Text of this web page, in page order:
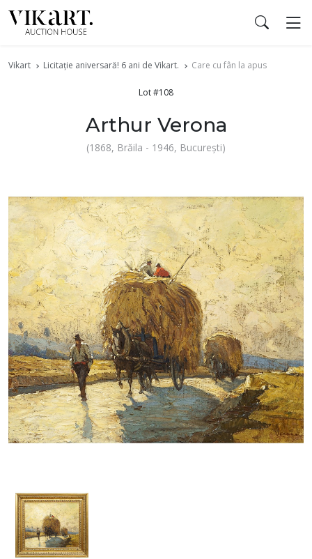
Vikart Licitaţie aniversară! 6 ani de Vikart. Care cu fân la apus
Lot #108
Arthur Verona
(1868, Brăila - 1946, Bucureşti)